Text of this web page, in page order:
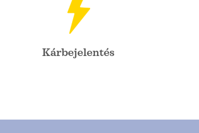
Kárbejelentés